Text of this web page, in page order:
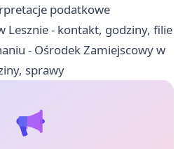
podatkowe
Lesznie - kontakt, godziny, filie
- Ośrodek Zamiejscowy w
sprawy